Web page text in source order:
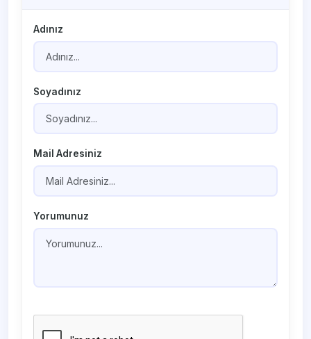
Adınız
Soyadınız
Mail Adresiniz
Yorumunuz